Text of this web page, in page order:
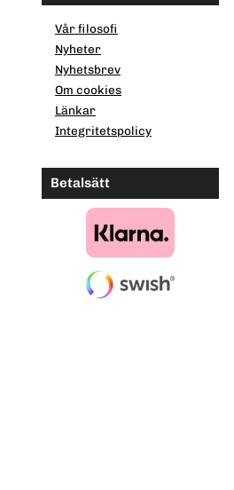
Vår filosofi
Nyheter
Nyhetsbrev
Om cookies
Länkar
Integritetspolicy
Betalsätt